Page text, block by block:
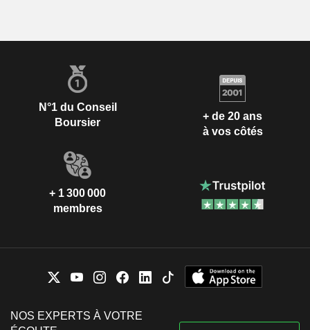
N°1 du Conseil
Boursier
+ de 20 ans
à vos côtés
+ 1 300 000
membres
NOS EXPERTS À VOTRE